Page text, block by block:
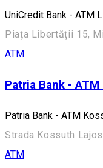
UniCredit Bank - ATM
Piața Libertății 15,
ATM
Patria Bank -
Patria Bank - ATM
ATM